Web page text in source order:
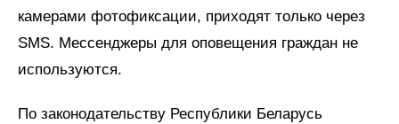
камерами фотофиксации, приходят только через
SMS. Мессенджеры для оповещения граждан не
используются.
По законодательству Республики Беларусь